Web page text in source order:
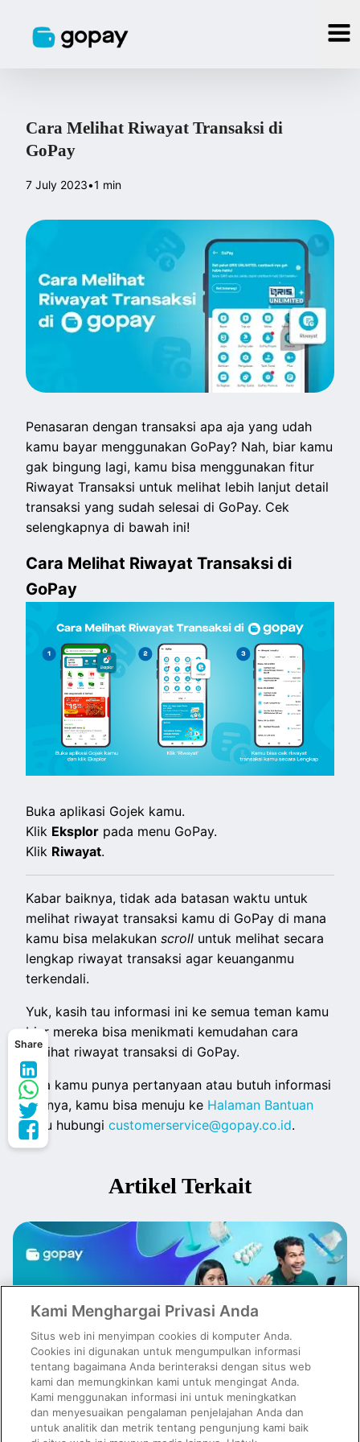
Share
Cara Melihat Riwayat Transaksi di
GoPay
7 July 2023•1 min
Penasaran dengan transaksi apa aja yang udah
kamu bayar menggunakan GoPay? Nah, biar kamu
gak bingung lagi, kamu bisa menggunakan fitur
Riwayat Transaksi untuk melihat lebih lanjut detail
transaksi yang sudah selesai di GoPay. Cek
selengkapnya di bawah ini!
Cara Melihat Riwayat Transaksi di
GoPay
Buka aplikasi Gojek kamu.
Klik Eksplor pada menu GoPay.
Klik Riwayat.
Kabar baiknya, tidak ada batasan waktu untuk
melihat riwayat transaksi kamu di GoPay di mana
kamu bisa melakukanscroll untuk melihat secara
lengkap riwayat transaksi agar keuanganmu
terkendali.
Yuk, kasih tau informasi ini ke semua teman kamu
biar mereka bisa menikmati kemudahan cara
melihat riwayat transaksi di GoPay.
Jika kamu punya pertanyaan atau butuh informasi
lainnya, kamu bisa menuju ke Halaman Bantuan
atau hubungicustomerservice@gopay.co.id.
Artikel Terkait
Spesial Buatmu! Sekarang Bisa Lebih Tenang Pakai Pinjaman Tunai
Kami Menghargai Privasi Anda
Situs web ini menyimpan cookies di komputer Anda.
Cookies ini digunakan untuk mengumpulkan informasi
tentang bagaimana Anda berinteraksi dengan situs web
kami dan memungkinkan kami untuk mengingat Anda.
Kami menggunakan informasi ini untuk meningkatkan
dan menyesuaikan pengalaman penjelajahan Anda dan
untuk analitik dan metrik tentang pengunjung kami baik